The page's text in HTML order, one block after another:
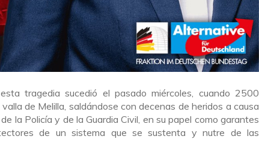
tragedia sucedió el pasado miércoles, cuando 2500
de Melilla, saldándose con decenas de heridos a causa
la Policía y de la Guardia Civil, en su papel como garantes
de un sistema que se sustenta y nutre de las